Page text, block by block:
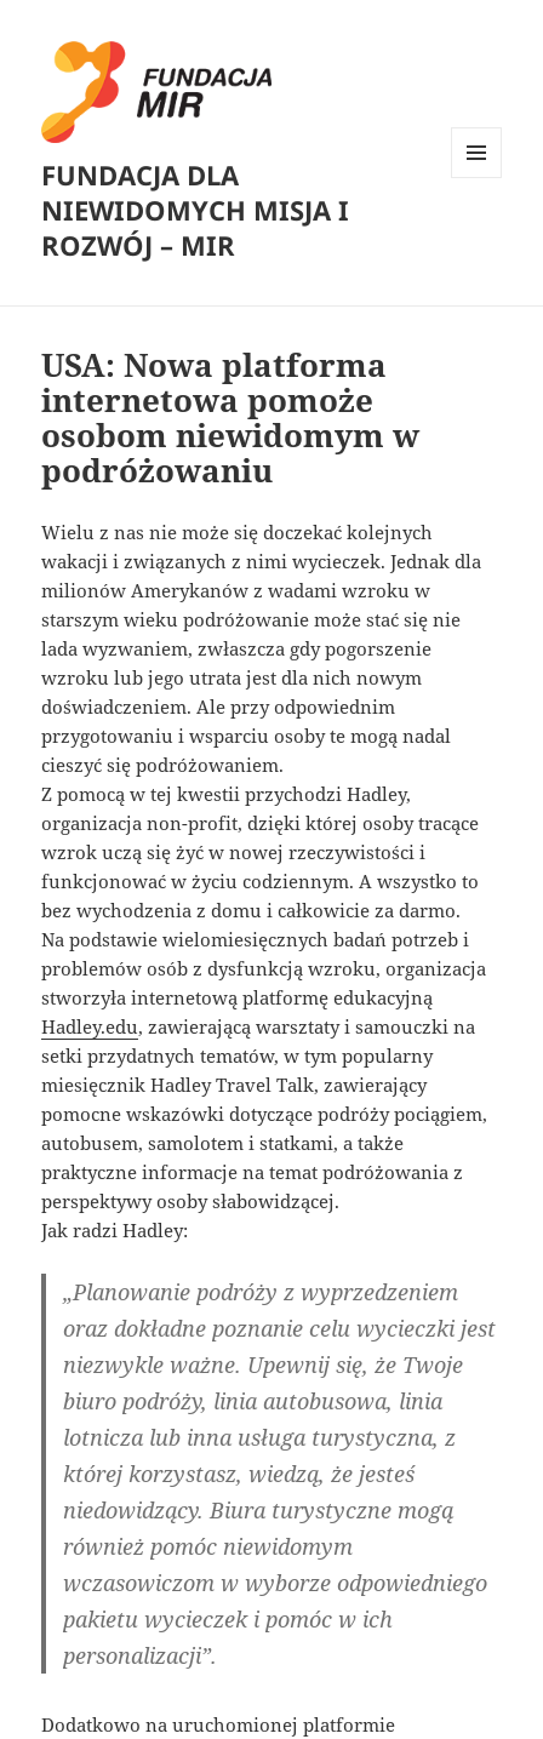
FUNDACJA DLA
NIEWIDOMYCH MISJA I
ROZWÓJ – MIR
USA: Nowa platforma
internetowa pomoże
osobom niewidomym w
podróżowaniu
Wielu z nas nie może się doczekać kolejnych
wakacji i związanych z nimi wycieczek. Jednak dla
milionów Amerykanów z wadami wzroku w
starszym wieku podróżowanie może stać się nie
lada wyzwaniem, zwłaszcza gdy pogorszenie
wzroku lub jego utrata jest dla nich nowym
doświadczeniem. Ale przy odpowiednim
przygotowaniu i wsparciu osoby te mogą nadal
cieszyć się podróżowaniem.
Z pomocą w tej kwestii przychodzi Hadley,
organizacja non-profit, dzięki której osoby tracące
wzrok uczą się żyć w nowej rzeczywistości i
funkcjonować w życiu codziennym. A wszystko to
bez wychodzenia z domu i całkowicie za darmo.
Na podstawie wielomiesięcznych badań potrzeb i
problemów osób z dysfunkcją wzroku, organizacja
stworzyła internetową platformę edukacyjną
Hadley.edu, zawierającą warsztaty i samouczki na
setki przydatnych tematów, w tym popularny
miesięcznik Hadley Travel Talk, zawierający
pomocne wskazówki dotyczące podróży pociągiem,
autobusem, samolotem i statkami, a także
praktyczne informacje na temat podróżowania z
perspektywy osoby słabowidzącej.
Jak radzi Hadley:
„Planowanie podróży z wyprzedzeniem
oraz dokładne poznanie celu wycieczki jest
niezwykle ważne. Upewnij się, że Twoje
biuro podróży, linia autobusowa, linia
lotnicza lub inna usługa turystyczna, z
której korzystasz, wiedzą, że jesteś
niedowidzący. Biura turystyczne mogą
również pomóc niewidomym
wczasowiczom w wyborze odpowiedniego
pakietu wycieczek i pomóc w ich
personalizacji”.
Dodatkowo na uruchomionej platformie